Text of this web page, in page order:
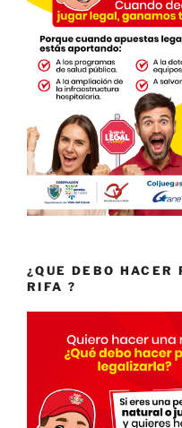
¿QUE DEBO
RIFA ?